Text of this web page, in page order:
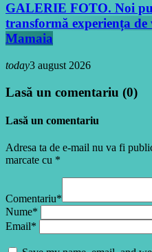
GALERIE FOTO. Noi
transformă experiența
Mamaia
today3 august 2026
Lasă un comentariu (0)
Lasă un comentariu
Adresa ta de e-mail nu va fi
marcate cu *
Comentariu*
Nume*
Email*